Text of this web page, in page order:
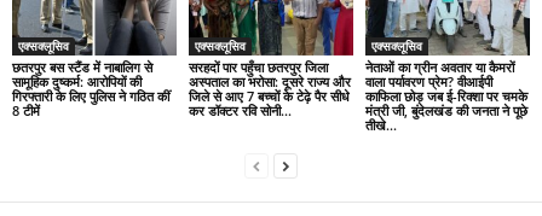
एक्सक्लूसिव
छतरपुर बस स्टैंड में नाबालिग से
सामूहिक दुष्कर्म: आरोपियों की
गिरफ्तारी के लिए पुलिस ने गठित कीं
8 टीमें
एक्सक्लूसिव
सरहदों पार पहुँचा छतरपुर जिला
अस्पताल का भरोसा: दूसरे राज्य और
जिले से आए 7 बच्चों के टेढ़े पैर सीधे
कर डॉक्टर रवि सोनी...
एक्सक्लूसिव
नेताओं का ग्रीन अवतार या कैमरों
वाला पर्यावरण प्रेम? वीआईपी
काफिला छोड़ जब ई-रिक्शा पर चमके
मंत्री जी, बुंदेलखंड की जनता ने पूछे
तीखे...